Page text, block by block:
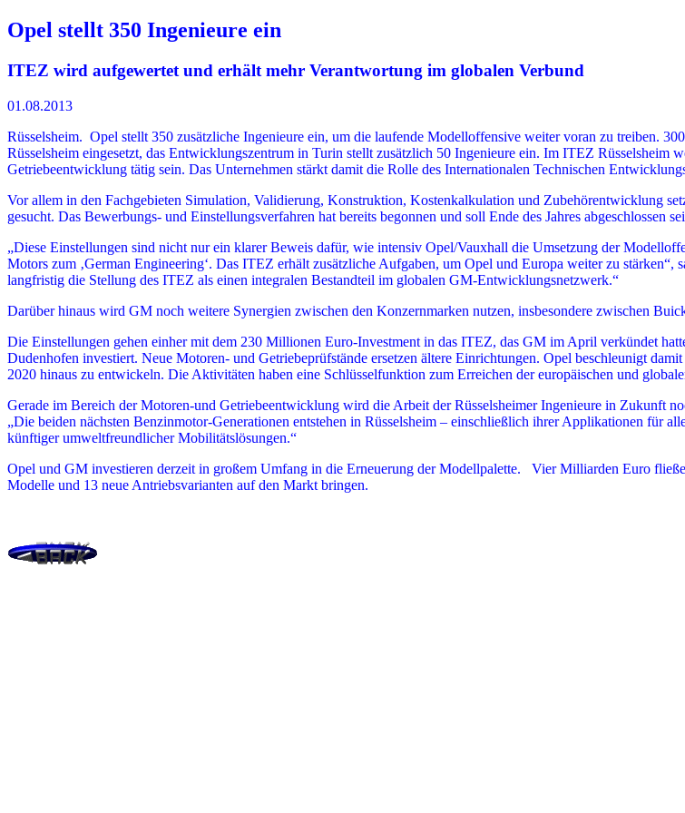
Opel stellt 350 Ingenieure ein
ITEZ wird aufgewertet und erhält mehr Verantwortung im globalen Verbund
01.08.2013
Rüsselsheim. Opel stellt 350 zusätzliche Ingenieure ein, um die laufende Modelloffensive weiter voran zu treiben.
Rüsselsheim eingesetzt, das Entwicklungszentrum in Turin stellt zusätzlich 50 Ingenieure ein. Im ITEZ Rüsselsheim
Getriebeentwicklung tätig sein. Das Unternehmen stärkt damit die Rolle des Internationalen Technischen
Vor allem in den Fachgebieten Simulation, Validierung, Konstruktion, Kostenkalkulation und Zubehörentwicklung
gesucht. Das Bewerbungs- und Einstellungsverfahren hat bereits begonnen und soll Ende des Jahres abgeschlossen
„Diese Einstellungen sind nicht nur ein klarer Beweis dafür, wie intensiv Opel/Vauxhall die Umsetzung der
Motors zum ‚German Engineering‘. Das ITEZ erhält zusätzliche Aufgaben, um Opel und Europa weiter zu
langfristig die Stellung des ITEZ als einen integralen Bestandteil im globalen GM-Entwicklungsnetzwerk.“
Darüber hinaus wird GM noch weitere Synergien zwischen den Konzernmarken nutzen, insbesondere zwischen
Die Einstellungen gehen einher mit dem 230 Millionen Euro-Investment in das ITEZ, das GM im April verkündet
Dudenhofen investiert. Neue Motoren- und Getriebeprüfstände ersetzen ältere Einrichtungen. Opel beschleunigt
2020 hinaus zu entwickeln. Die Aktivitäten haben eine Schlüsselfunktion zum Erreichen der europäischen und
Gerade im Bereich der Motoren-und Getriebeentwicklung wird die Arbeit der Rüsselsheimer Ingenieure in Zukunft
„Die beiden nächsten Benzinmotor-Generationen entstehen in Rüsselsheim – einschließlich ihrer Applikationen für
künftiger umweltfreundlicher Mobilitätslösungen.“
Opel und GM investieren derzeit in großem Umfang in die Erneuerung der Modellpalette. Vier Milliarden Euro
Modelle und 13 neue Antriebsvarianten auf den Markt bringen.